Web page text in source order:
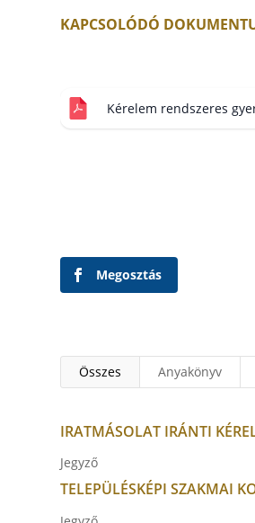
KAPCSOLÓDÓ
Kérelem rendszeres
Megosztás
Összes Anyakönyv
IRATMÁSOLAT IRÁNTI
Jegyző
TELEPÜLÉSKÉPI SZAKMAI